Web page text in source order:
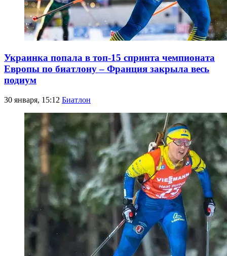
Украинка попала в топ-15 спринта чемпионата
Европы по биатлону – Франция закрыла весь
подиум
30 января, 15:12 Биатлон